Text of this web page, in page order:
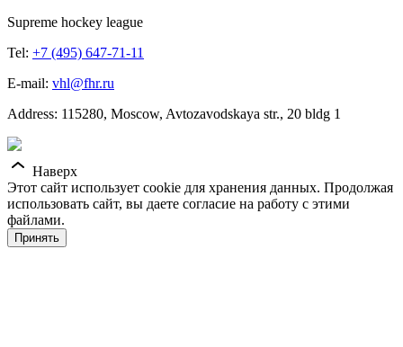
Supreme hockey league
Tel: +7 (495) 647-71-11
E-mail: vhl@fhr.ru
Address: 115280, Moscow, Avtozavodskaya str., 20 bldg 1
Наверх
Этот сайт использует cookie для хранения данных. Продолжая
использовать сайт, вы даете согласие на работу с этими
файлами.
Принять